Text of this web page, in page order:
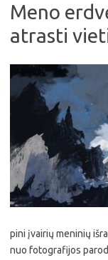
Meno
atrasti
pini įvairių meninių
nuo fotografijos